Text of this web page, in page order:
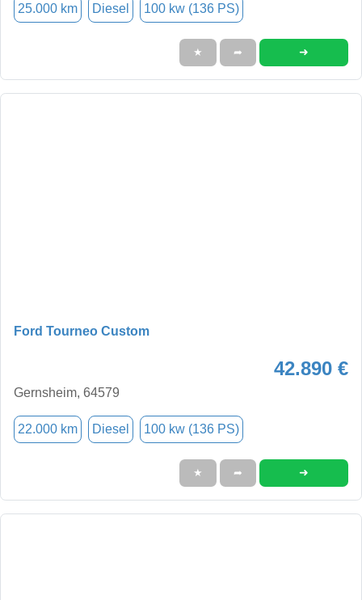
25.000 km Diesel 100 kw (136 PS)
★ ➦ ➜
Ford Tourneo Custom
42.890 €
Gernsheim, 64579
22.000 km Diesel 100 kw (136 PS)
★ ➦ ➜